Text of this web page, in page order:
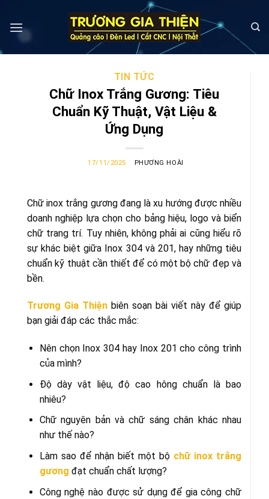
TIN TỨC
Chữ Inox Trắng Gương: Tiêu
Chuẩn Kỹ Thuật, Vật Liệu &
Ứng Dụng
17/11/2025 PHƯƠNG HOÀI
Chữ inox trắng gương đang là xu hướng được nhiều
doanh nghiệp lựa chọn cho bảng hiệu, logo và biển
chữ trang trí. Tuy nhiên, không phải ai cũng hiểu rõ
sự khác biệt giữa Inox 304 và 201, hay những tiêu
chuẩn kỹ thuật cần thiết để có một bộ chữ đẹp và
bền.
Trương Gia Thiện biên soạn bài viết này để giúp
bạn giải đáp các thắc mắc:
Nên chọn Inox 304 hay Inox 201 cho công trình
của mình?
Độ dày vật liệu, độ cao hông chuẩn là bao
nhiêu?
Chữ nguyên bản và chữ sáng chân khác nhau
như thế nào?
Làm sao để nhận biết một bộ chữ inox trắng
gương đạt chuẩn chất lượng?
Công nghệ nào được sử dụng để gia công chữ